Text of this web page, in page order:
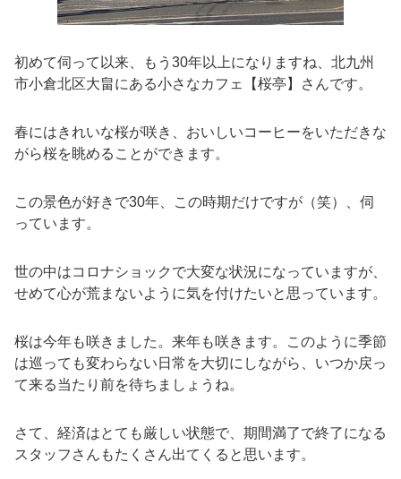
初めて伺って以来、もう30年以上になりますね、北九州
市小倉北区大畠にある小さなカフェ【桜亭】さんです。
春にはきれいな桜が咲き、おいしいコーヒーをいただきな
がら桜を眺めることができます。
この景色が好きで30年、この時期だけですが（笑）、伺
っています。
世の中はコロナショックで大変な状況になっていますが、
せめて心が荒まないように気を付けたいと思っています。
桜は今年も咲きました。来年も咲きます。このように季節
は巡っても変わらない日常を大切にしながら、いつか戻っ
て来る当たり前を待ちましょうね。
さて、経済はとても厳しい状態で、期間満了で終了になる
スタッフさんもたくさん出てくると思います。